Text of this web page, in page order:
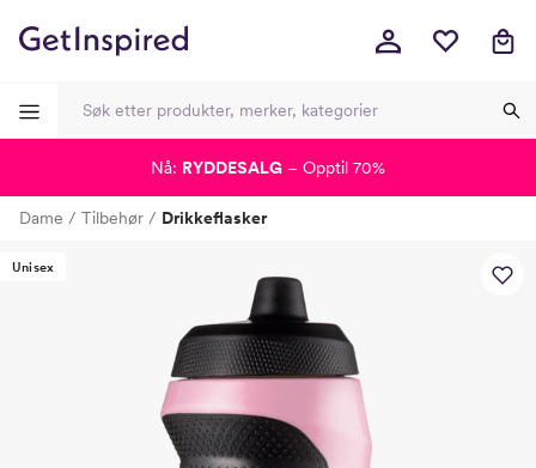
Dame Tilbehør Drikkeflasker
Unisex
Nå: RYDDESALG – Opptil 70%
-
-
-
-